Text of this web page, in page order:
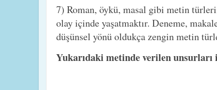
7) Roman, öykü, masal gibi metin
olay içinde yaşatmaktır. Deneme,
düşünsel yönü oldukça zengin metin
Yukarıdaki metinde verilen unsurları